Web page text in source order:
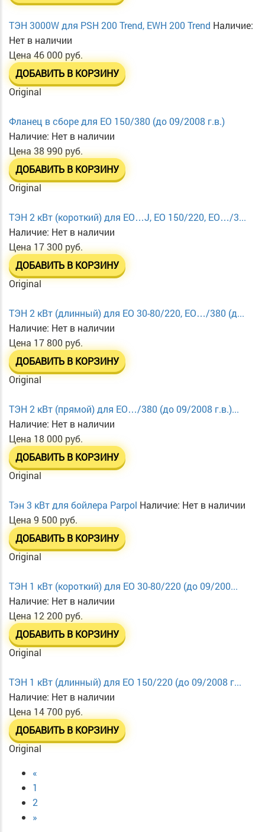
ТЭН 3000W для PSH 200 Trend, EWH 200 Trend Наличие:
Нет в наличии
Цена46 000 руб.
ДОБАВИТЬ В КОРЗИНУ
Original
Фланец в сборе для EO 150/380 (до 09/2008 г.в.)
Наличие: Нет в наличии
Цена38 990 руб.
ДОБАВИТЬ В КОРЗИНУ
Original
ТЭН 2 кВт (короткий) для EO…J, EO 150/220, EO…/3...
Наличие: Нет в наличии
Цена17 300 руб.
ДОБАВИТЬ В КОРЗИНУ
Original
ТЭН 2 кВт (длинный) для EO 30-80/220, EO…/380 (д...
Наличие: Нет в наличии
Цена17 800 руб.
ДОБАВИТЬ В КОРЗИНУ
Original
ТЭН 2 кВт (прямой) для EO…/380 (до 09/2008 г.в.)...
Наличие: Нет в наличии
Цена18 000 руб.
ДОБАВИТЬ В КОРЗИНУ
Original
Тэн 3 кВт для бойлера Parpol Наличие: Нет в наличии
Цена9 500 руб.
ДОБАВИТЬ В КОРЗИНУ
Original
ТЭН 1 кВт (короткий) для EO 30-80/220 (до 09/200...
Наличие: Нет в наличии
Цена12 200 руб.
ДОБАВИТЬ В КОРЗИНУ
Original
ТЭН 1 кВт (длинный) для EO 150/220 (до 09/2008 г...
Наличие: Нет в наличии
Цена14 700 руб.
ДОБАВИТЬ В КОРЗИНУ
Original
«
1
2
»